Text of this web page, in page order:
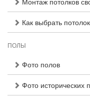
Как выбрать потолок
ПОЛЫ
Фото полов
Фото исторических